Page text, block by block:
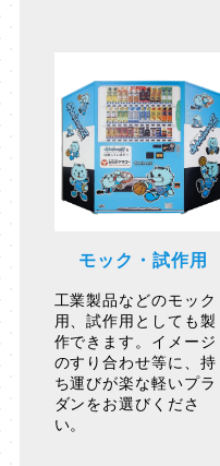
モック・試作用
工業製品などのモック
用、試作用としても製
作できます。イメージ
のすり合わせ等に、持
ち運びが楽な軽いプラ
ダンをお選びくださ
い。